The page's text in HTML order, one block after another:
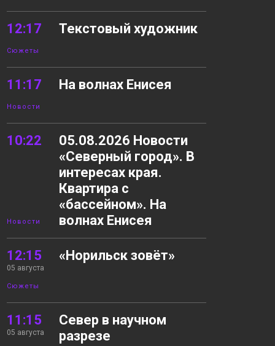
12:17
Сюжеты
Текстовый художник
11:17
Новости
На волнах Енисея
10:22
Новости
05.08.2026 Новости
«Северный город». В
интересах края.
Квартира с
«бассейном». На
волнах Енисея
12:15
05 августа
Сюжеты
«Норильск зовёт»
11:15
05 августа
Север в научном
разрезе